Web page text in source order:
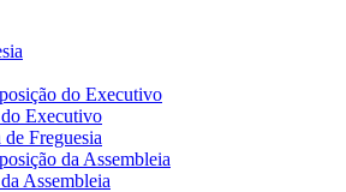
do Executivo
Executivo
Freguesia
da Assembleia
Assembleia